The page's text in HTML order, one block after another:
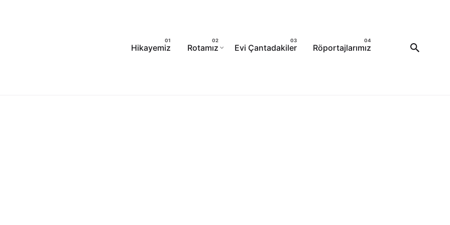
Hikayemiz
Rotamız Evi Çantadakiler Röportajlarımız